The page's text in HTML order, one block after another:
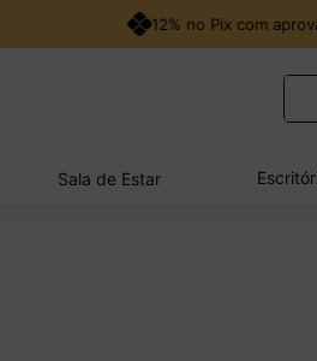
12% no Pix com
O
Sala de Estar